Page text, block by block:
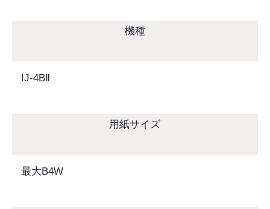
機種
IJ-4BⅡ
用紙サイズ
最大B4W